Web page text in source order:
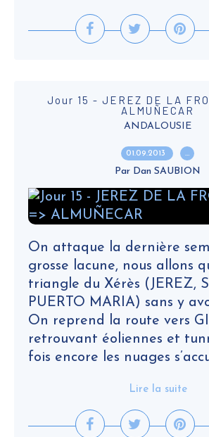
Jour 15 - JEREZ DE LA
ALMUÑECAR
ANDALOUSIE
01.09.2013 …
Par Dan SAUBION
On attaque la dernière
grosse lacune, nous allons
triangle du Xérès (JEREZ,
PUERTO MARIA) sans y
On reprend la route vers
retrouvant éoliennes et
fois encore les nuages
Lire la suite